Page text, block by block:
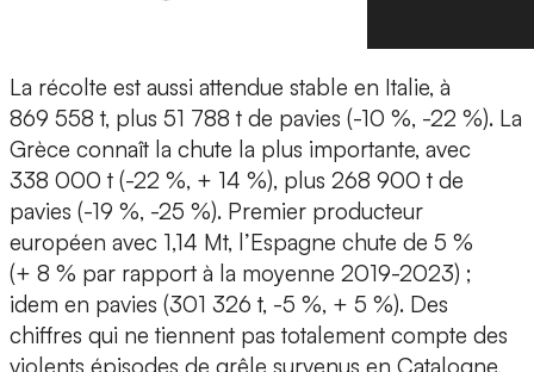
La récolte est aussi attendue stable en Italie, à
869 558 t, plus 51 788 t de pavies (-10 %, -22 %). La
Grèce connaît la chute la plus importante, avec
338 000 t (-22 %, + 14 %), plus 268 900 t de
pavies (-19 %, -25 %). Premier producteur
européen avec 1,14 Mt, l’Espagne chute de 5 %
(+ 8 % par rapport à la moyenne 2019-2023) ;
idem en pavies (301 326 t, -5 %, + 5 %). Des
chiffres qui ne tiennent pas totalement compte des
violents épisodes de grêle survenus en Catalogne,